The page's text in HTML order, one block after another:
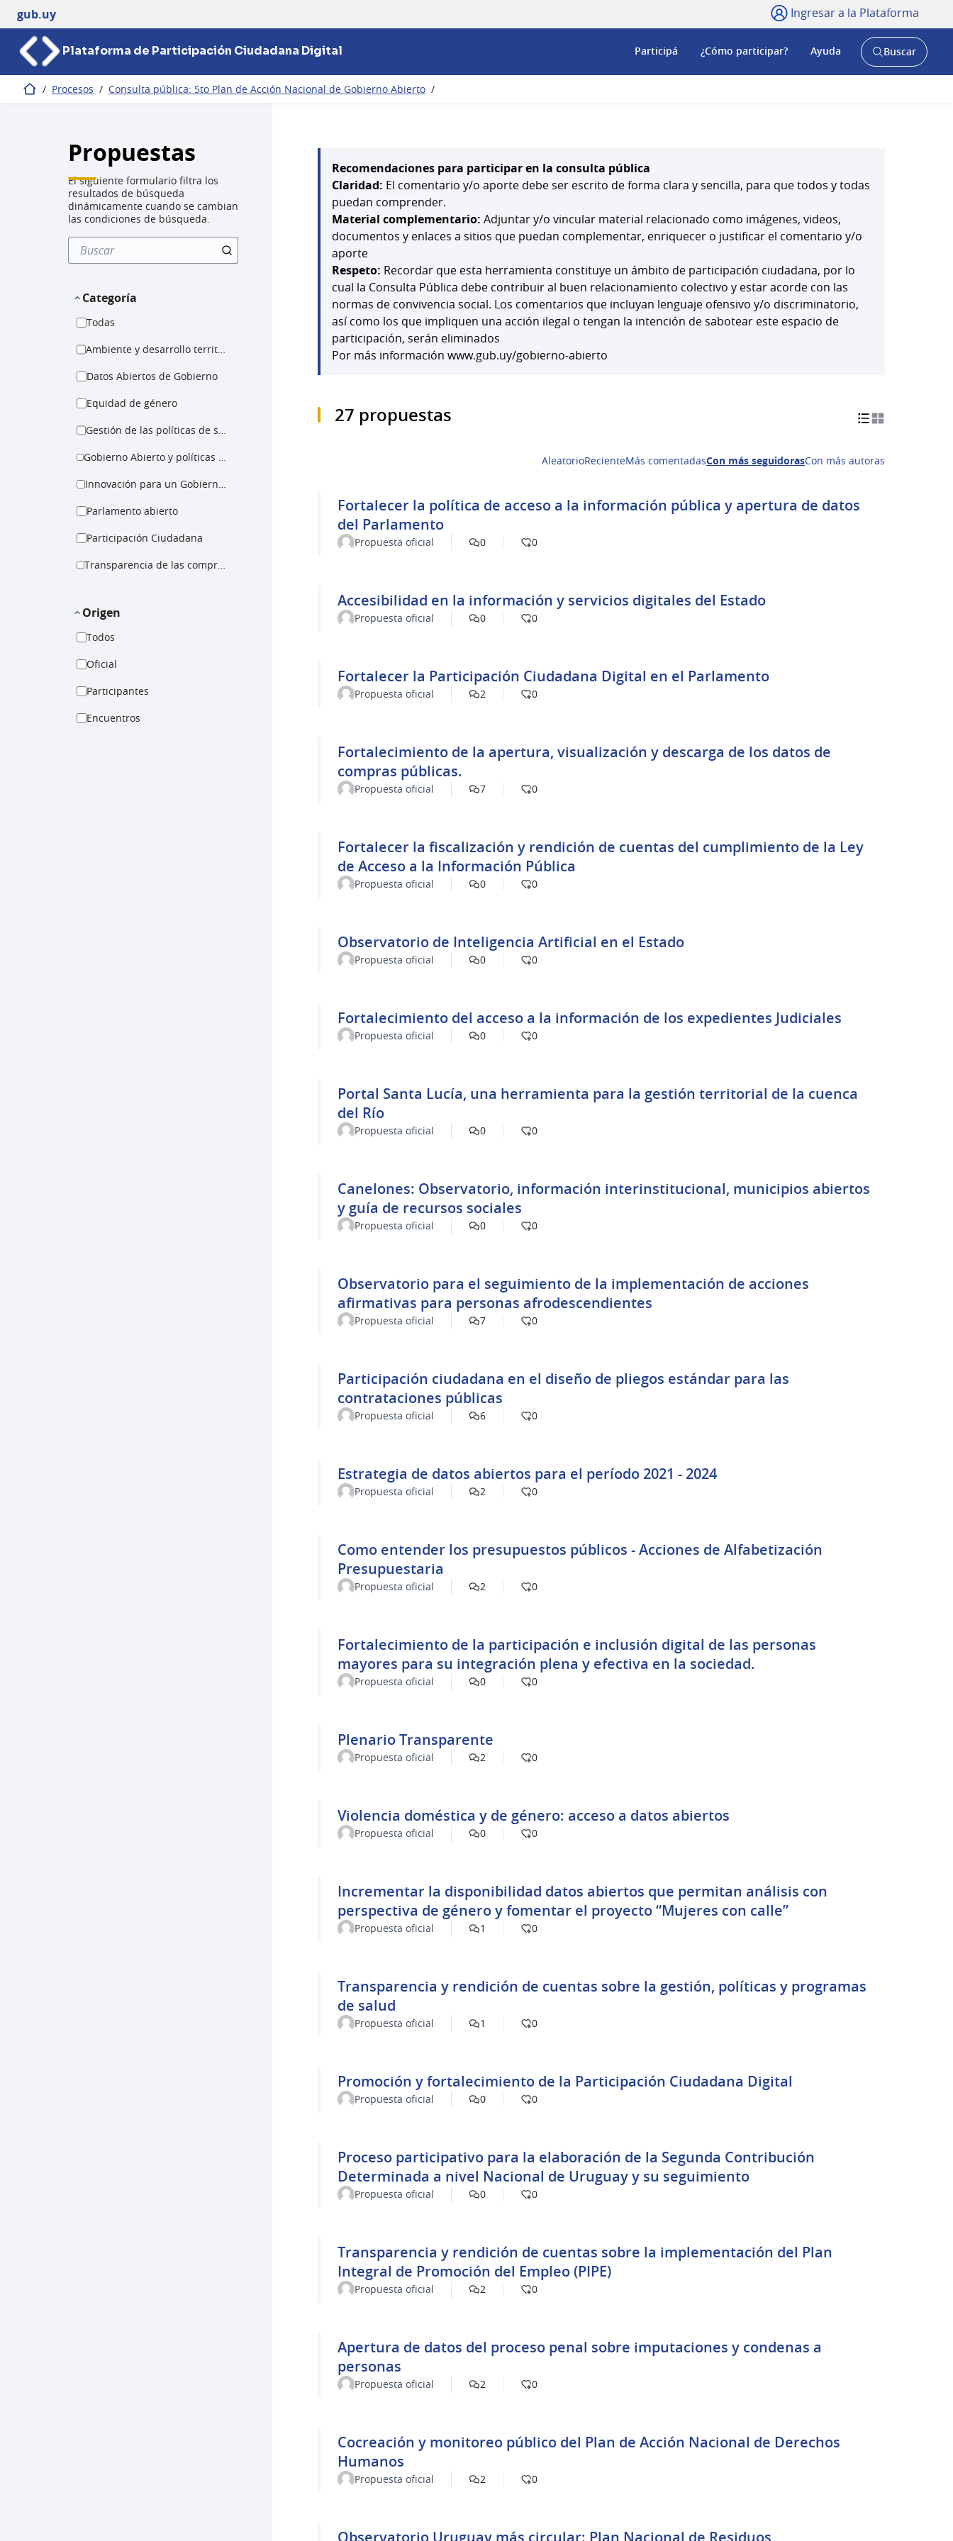
gub.uy Ingresar a la Plataforma
Plataforma de Participación Ciudadana Digital Participá ¿Cómo participar? Ayuda
AbrirBuscar
Inicio / Procesos / Consulta pública: 5to Plan de Acción Nacional de Gobierno Abierto /
Propuestas
El siguiente formulario filtra los
resultados de búsqueda
dinámicamente cuando se cambian
las condiciones de búsqueda.
Categoría
Todas
Ambiente y desarrollo territorial
Datos Abiertos de Gobierno
Equidad de género
Gestión de las políticas de salud
Gobierno Abierto y políticas para la igualdad
Innovación para un Gobierno Abierto
Parlamento abierto
Participación Ciudadana
Transparencia de las compras públicas
Origen
Todos
Oficial
Participantes
Encuentros
Recomendaciones para participar en la consulta pública
Claridad: El comentario y/o aporte debe ser escrito de forma clara y sencilla, para que todos y todas
puedan comprender.
Material complementario: Adjuntar y/o vincular material relacionado como imágenes, videos,
documentos y enlaces a sitios que puedan complementar, enriquecer o justificar el comentario y/o
aporte
Respeto: Recordar que esta herramienta constituye un ámbito de participación ciudadana, por lo
cual la Consulta Pública debe contribuir al buen relacionamiento colectivo y estar acorde con las
normas de convivencia social. Los comentarios que incluyan lenguaje ofensivo y/o discriminatorio,
así como los que impliquen una acción ilegal o tengan la intención de sabotear este espacio de
participación, serán eliminados
Por más información www.gub.uy/gobierno-abierto
27 propuestas
AleatorioRecienteMás comentadasCon más seguidorasCon más autoras
Fortalecer la política de acceso a la información pública y apertura de datos
del Parlamento
Propuesta oficial 0 0
Accesibilidad en la información y servicios digitales del Estado
Propuesta oficial 0 0
Fortalecer la Participación Ciudadana Digital en el Parlamento
Propuesta oficial 2 0
Fortalecimiento de la apertura, visualización y descarga de los datos de
compras públicas.
Propuesta oficial 7 0
Fortalecer la fiscalización y rendición de cuentas del cumplimiento de la Ley
de Acceso a la Información Pública
Propuesta oficial 0 0
Observatorio de Inteligencia Artificial en el Estado
Propuesta oficial 0 0
Fortalecimiento del acceso a la información de los expedientes Judiciales
Propuesta oficial 0 0
Portal Santa Lucía, una herramienta para la gestión territorial de la cuenca
del Río
Propuesta oficial 0 0
Canelones: Observatorio, información interinstitucional, municipios abiertos
y guía de recursos sociales
Propuesta oficial 0 0
Observatorio para el seguimiento de la implementación de acciones
afirmativas para personas afrodescendientes
Propuesta oficial 7 0
Participación ciudadana en el diseño de pliegos estándar para las
contrataciones públicas
Propuesta oficial 6 0
Estrategia de datos abiertos para el período 2021 - 2024
Propuesta oficial 2 0
Como entender los presupuestos públicos - Acciones de Alfabetización
Presupuestaria
Propuesta oficial 2 0
Fortalecimiento de la participación e inclusión digital de las personas
mayores para su integración plena y efectiva en la sociedad.
Propuesta oficial 0 0
Plenario Transparente
Propuesta oficial 2 0
Violencia doméstica y de género: acceso a datos abiertos
Propuesta oficial 0 0
Incrementar la disponibilidad datos abiertos que permitan análisis con
perspectiva de género y fomentar el proyecto “Mujeres con calle”
Propuesta oficial 1 0
Transparencia y rendición de cuentas sobre la gestión, políticas y programas
de salud
Propuesta oficial 1 0
Promoción y fortalecimiento de la Participación Ciudadana Digital
Propuesta oficial 0 0
Proceso participativo para la elaboración de la Segunda Contribución
Determinada a nivel Nacional de Uruguay y su seguimiento
Propuesta oficial 0 0
Transparencia y rendición de cuentas sobre la implementación del Plan
Integral de Promoción del Empleo (PIPE)
Propuesta oficial 2 0
Apertura de datos del proceso penal sobre imputaciones y condenas a
personas
Propuesta oficial 2 0
Cocreación y monitoreo público del Plan de Acción Nacional de Derechos
Humanos
Propuesta oficial 2 0
Observatorio Uruguay más circular: Plan Nacional de Residuos